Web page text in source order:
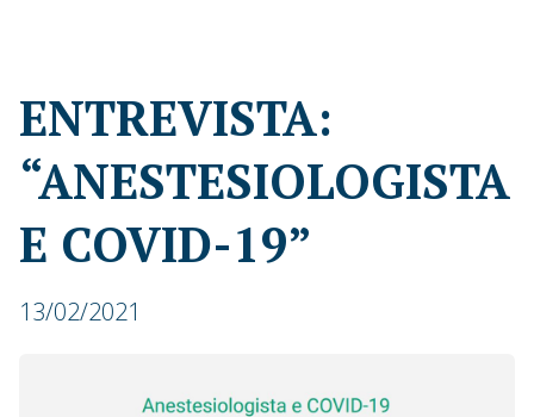
ENTREVISTA:
“ANESTESIOLOGISTA
E COVID-19”
13/02/2021